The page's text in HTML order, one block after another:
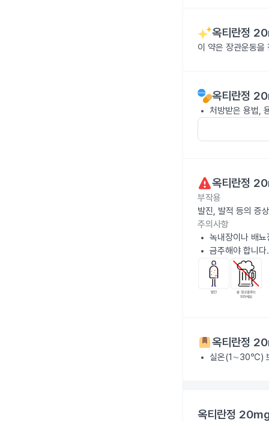
옥티란정
이 약은 장관운동을
옥티란정
처방받은 용법,
옥티란정
부작용
발진, 발적 등의 증
주의사항
녹내장이나 배
금주해야 합니다.
옥티란정
실온(1∼30℃)
옥티란정